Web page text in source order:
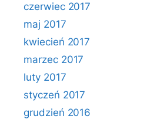
czerwiec 2017
maj 2017
kwiecień 2017
marzec 2017
luty 2017
styczeń 2017
grudzień 2016